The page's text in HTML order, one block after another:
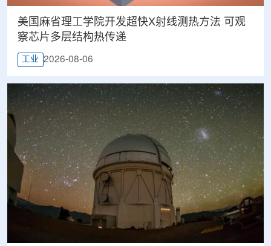
美国麻省理工学院开发超快X射线测热方法 可观
察芯片多层结构热传递
工业 2026-08-06